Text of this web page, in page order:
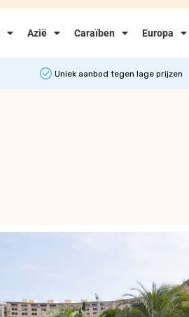
Azië Caraïben Europa
Uniek aanbod tegen lage prijzen